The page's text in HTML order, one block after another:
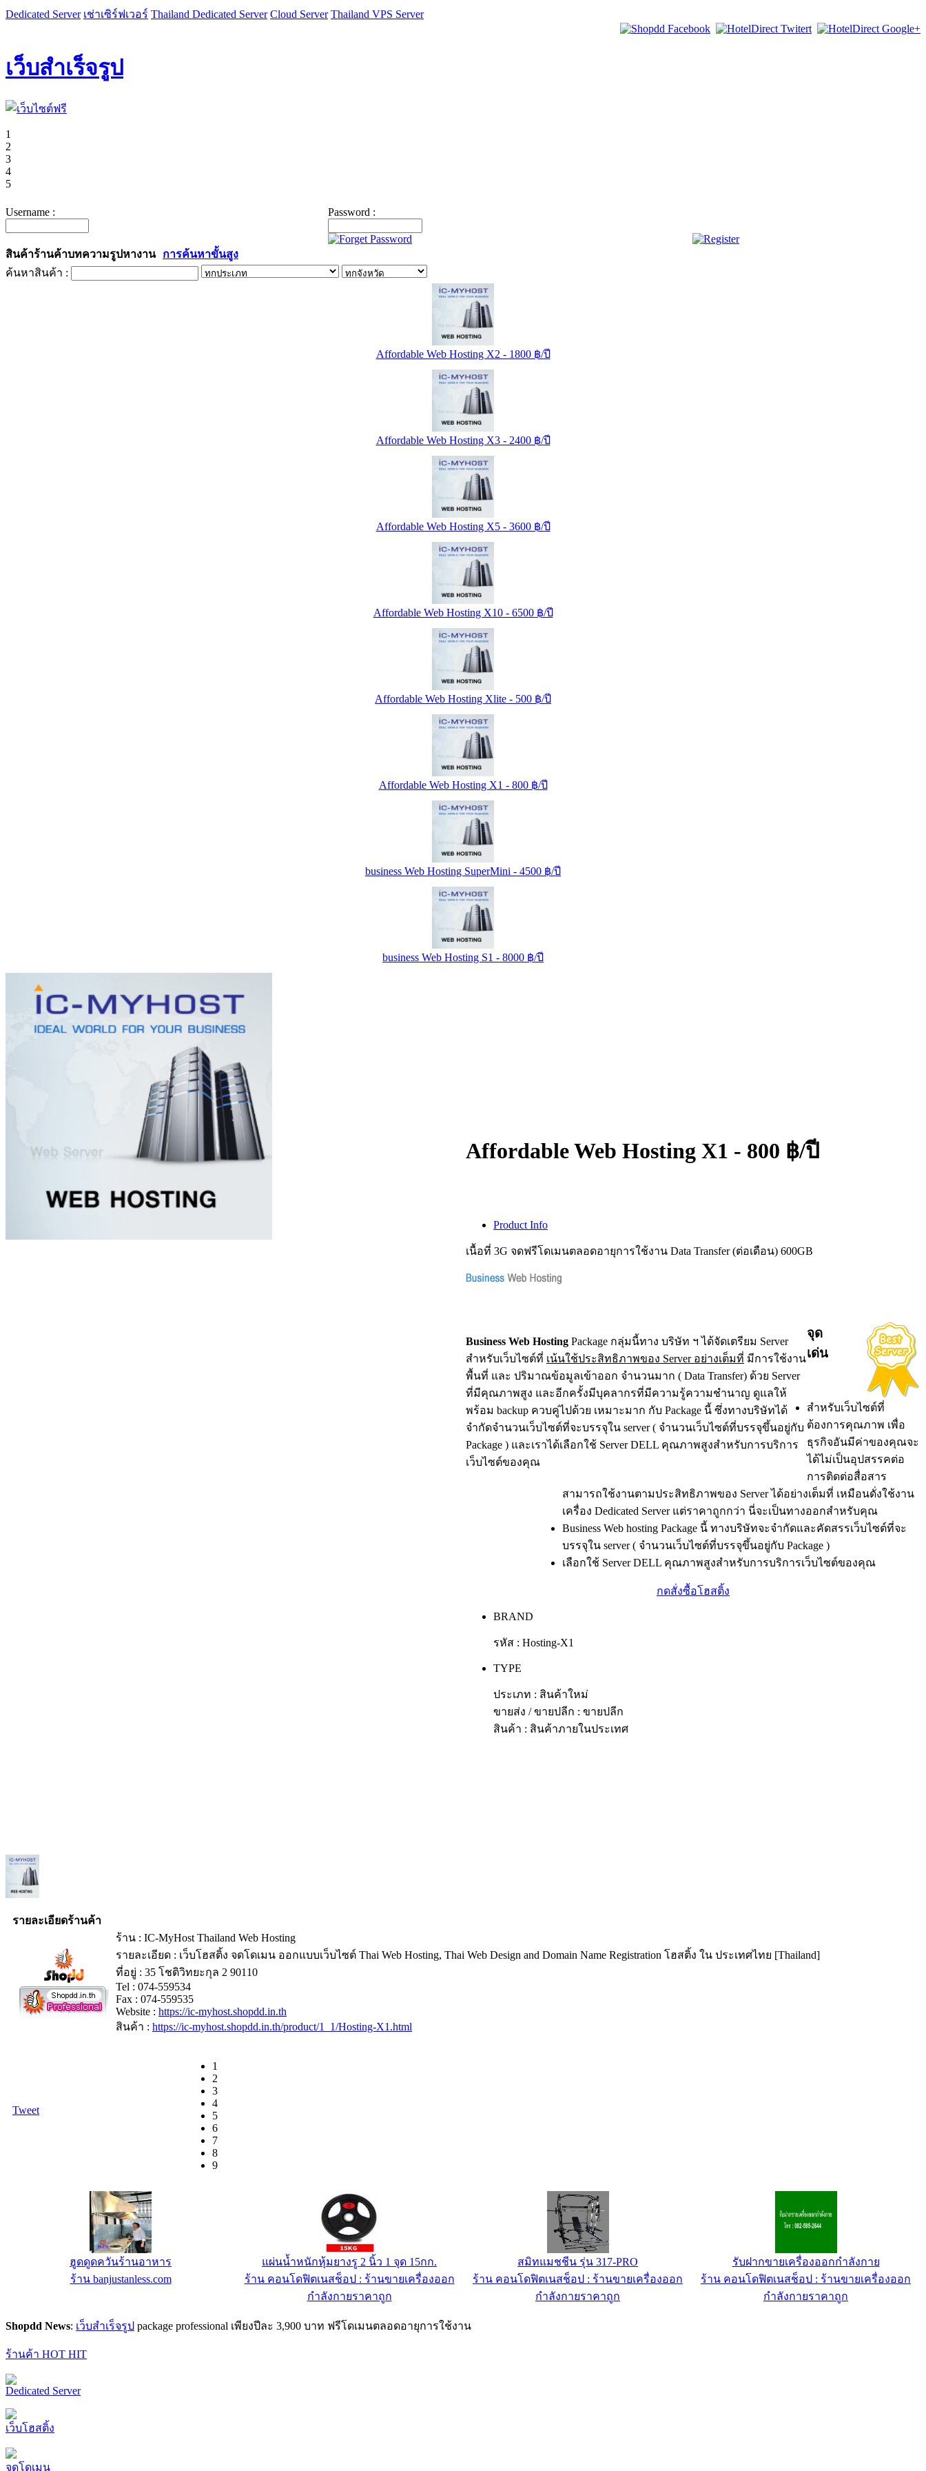
Dedicated Server เช่าเซิร์ฟเวอร์ Thailand Dedicated Server Cloud Server Thailand VPS Server
เว็บสำเร็จรูป
1
2
3
4
5
Username : Password :
สินค้าร้านค้าบทความรูปหางาน
การค้นหาขั้นสูง
ค้นหาสินค้า :
Affordable Web Hosting X2 - 1800 ฿/ปี
Affordable Web Hosting X3 - 2400 ฿/ปี
Affordable Web Hosting X5 - 3600 ฿/ปี
Affordable Web Hosting X10 - 6500 ฿/ปี
Affordable Web Hosting Xlite - 500 ฿/ปี
Affordable Web Hosting X1 - 800 ฿/ปี
business Web Hosting SuperMini - 4500 ฿/ปี
business Web Hosting S1 - 8000 ฿/ปี
Affordable Web Hosting X1 - 800 ฿/ปี
Product Info
เนื้อที่ 3G จดฟรีโดเมนตลอดอายุการใช้งาน Data Transfer (ต่อเดือน) 600GB
Business Web Hosting Package กลุ่มนี้ทาง บริษัท ฯ ได้จัดเตรียม Server
สำหรับเว็บไซต์ที่ เน้นใช้ประสิทธิภาพของ Server อย่างเต็มที่ มีการใช้งาน
พื้นที่ และ ปริมาณข้อมูลเข้าออก จำนวนมาก ( Data Transfer) ด้วย Server
ที่มีคุณภาพสูง และอีกครั้งมีบุคลากรที่มีความรู้ความชำนาญ ดูแลให้
พร้อม backup ควบคู่ไปด้วย เหมาะมาก กับ Package นี้ ซึ่งทางบริษัทได้
จำกัดจำนวนเว็บไซต์ที่จะบรรจุใน server ( จำนวนเว็บไซต์ที่บรรจุขึ้นอยู่กับ
Package ) และเราได้เลือกใช้ Server DELL คุณภาพสูงสำหรับการบริการ
เว็บไซต์ของคุณ
จุด
เด่น
สำหรับเว็บไซต์ที่
ต้องการคุณภาพ เพื่อ
ธุรกิจอันมีค่าของคุณจะ
ได้ไม่เป็นอุปสรรคต่อ
การติดต่อสื่อสาร
สามารถใช้งานตามประสิทธิภาพของ Server ได้อย่างเต็มที่ เหมือนดั่งใช้งาน
เครื่อง Dedicated Server แต่ราคาถูกกว่า นี่จะเป็นทางออกสำหรับคุณ
Business Web hosting Package นี้ ทางบริษัทจะจำกัดและคัดสรรเว็บไซต์ที่จะ
บรรจุใน server ( จำนวนเว็บไซต์ที่บรรจุขึ้นอยู่กับ Package )
เลือกใช้ Server DELL คุณภาพสูงสำหรับการบริการเว็บไซต์ของคุณ
กดสั่งซื้อโฮสติ้ง
BRAND
รหัส : Hosting-X1
TYPE
ประเภท : สินค้าใหม่
ขายส่ง / ขายปลีก : ขายปลีก
สินค้า : สินค้าภายในประเทศ
รายละเอียดร้านค้า
ร้าน : IC-MyHost Thailand Web Hosting
รายละเอียด : เว็บโฮสติ้ง จดโดเมน ออกแบบเว็บไซต์ Thai Web Hosting, Thai Web Design and Domain Name Registration โฮสติ้ง ใน ประเทศไทย [Thailand]
ที่อยู่ : 35 โชติวิทยะกุล 2 90110
Tel : 074-559534
Fax : 074-559535
Website : https://ic-myhost.shopdd.in.th
สินค้า : https://ic-myhost.shopdd.in.th/product/1_1/Hosting-X1.html
Tweet
1
2
3
4
5
6
7
8
9
ฮูดดูดควันร้านอาหาร
ร้าน banjustanless.com
แผ่นน้ำหนักหุ้มยางรู 2 นิ้ว 1 จุด 15กก.
ร้าน คอนโดฟิตเนสช็อป : ร้านขายเครื่องออก
กำลังกายราคาถูก
สมิทแมชชีน รุ่น 317-PRO
ร้าน คอนโดฟิตเนสช็อป : ร้านขายเครื่องออก
กำลังกายราคาถูก
รับฝากขายเครื่องออกกำลังกาย
ร้าน คอนโดฟิตเนสช็อป : ร้านขายเครื่องออก
กำลังกายราคาถูก
Shopdd News: เว็บสำเร็จรูป package professional เพียงปีละ 3,900 บาท ฟรีโดเมนตลอดอายุการใช้งาน
ร้านค้า HOT HIT
Dedicated Server
เว็บโฮสติ้ง
จดโดเมน